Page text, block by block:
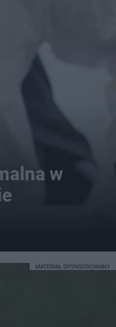
w
MATERIAŁ SPONSOROWANY